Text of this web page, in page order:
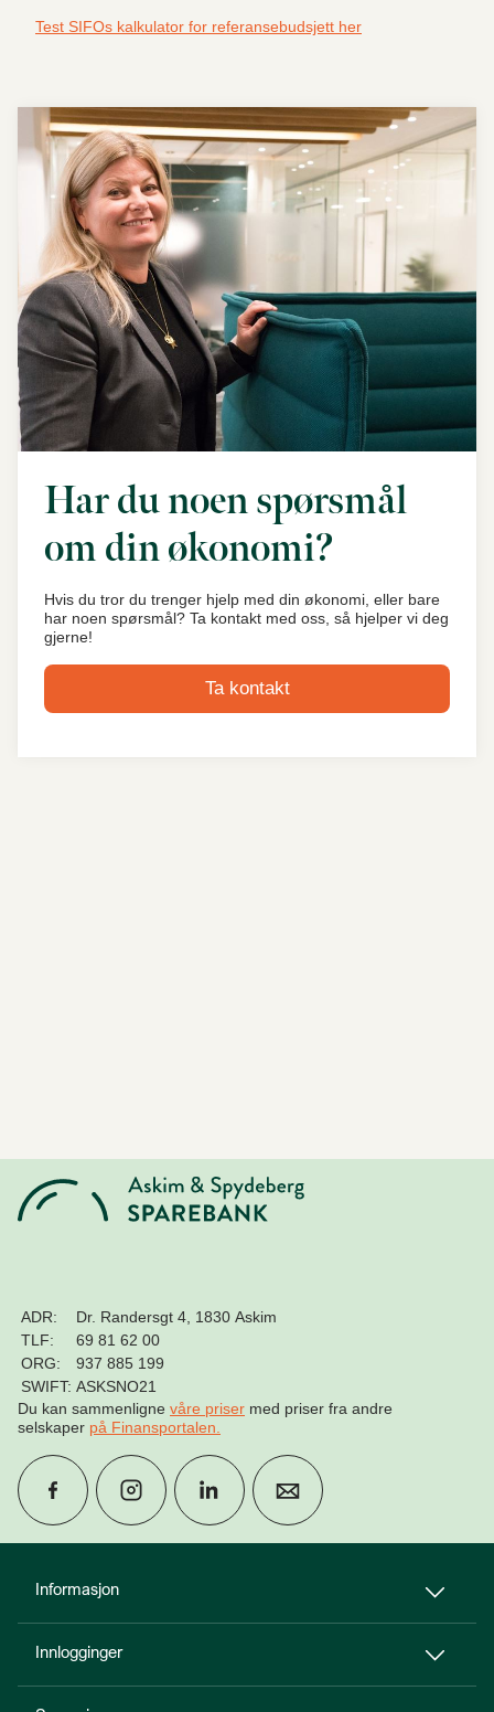
Test SIFOs kalkulator for referansebudsjett her
Har du noen spørsmål
om din økonomi?
Hvis du tror du trenger hjelp med din økonomi, eller bare
har noen spørsmål? Ta kontakt med oss, så hjelper vi deg
gjerne!
Ta kontakt
Informasjon
Innlogginger
ADR:
Dr. Randersgt 4, 1830 Askim
TLF:
69 81 62 00
ORG:
937 885 199
SWIFT: ASKSNO21
Du kan sammenligne våre priser med priser fra andre
selskaper på Finansportalen